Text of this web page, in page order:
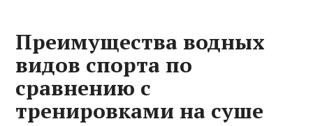
Преимущества водных
видов спорта по
сравнению с
тренировками на суше